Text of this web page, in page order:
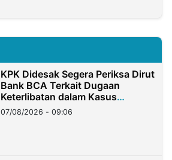
KPK Didesak Segera Periksa Dirut
Bank BCA Terkait Dugaan
Keterlibatan dalam Kasus
Hilangnya Dana Nasabah Rp2,58
Miliar
07/08/2026 - 09:06